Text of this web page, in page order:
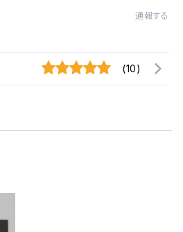
通報する
(10)